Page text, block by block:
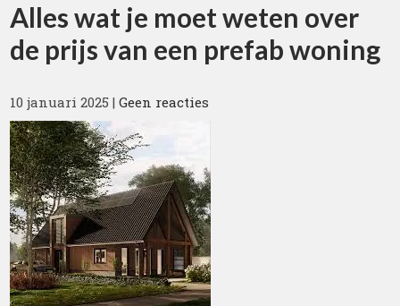
Alles wat je moet weten over
de prijs van een prefab woning
10 januari 2025 |Geen reacties